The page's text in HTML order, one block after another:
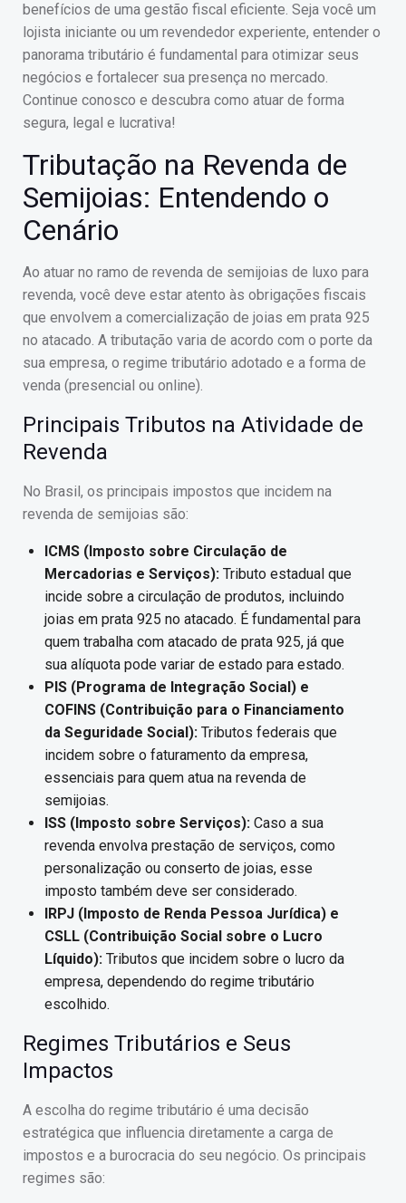
benefícios de uma gestão fiscal eficiente. Seja você um
lojista iniciante ou um revendedor experiente, entender o
panorama tributário é fundamental para otimizar seus
negócios e fortalecer sua presença no mercado.
Continue conosco e descubra como atuar de forma
segura, legal e lucrativa!
Tributação na Revenda de
Semijoias: Entendendo o
Cenário
Ao atuar no ramo de revenda de semijoias de luxo para
revenda, você deve estar atento às obrigações fiscais
que envolvem a comercialização de joias em prata 925
no atacado. A tributação varia de acordo com o porte da
sua empresa, o regime tributário adotado e a forma de
venda (presencial ou online).
Principais Tributos na Atividade de
Revenda
No Brasil, os principais impostos que incidem na
revenda de semijoias são:
ICMS (Imposto sobre Circulação de
Mercadorias e Serviços): Tributo estadual que
incide sobre a circulação de produtos, incluindo
joias em prata 925 no atacado. É fundamental para
quem trabalha com atacado de prata 925, já que
sua alíquota pode variar de estado para estado.
PIS (Programa de Integração Social) e
COFINS (Contribuição para o Financiamento
da Seguridade Social): Tributos federais que
incidem sobre o faturamento da empresa,
essenciais para quem atua na revenda de
semijoias.
ISS (Imposto sobre Serviços): Caso a sua
revenda envolva prestação de serviços, como
personalização ou conserto de joias, esse
imposto também deve ser considerado.
IRPJ (Imposto de Renda Pessoa Jurídica) e
CSLL (Contribuição Social sobre o Lucro
Líquido): Tributos que incidem sobre o lucro da
empresa, dependendo do regime tributário
escolhido.
Regimes Tributários e Seus
Impactos
A escolha do regime tributário é uma decisão
estratégica que influencia diretamente a carga de
impostos e a burocracia do seu negócio. Os principais
regimes são: